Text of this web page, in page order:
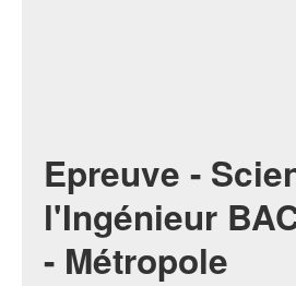
Epreuve -
l'Ingénieur
- Métropole